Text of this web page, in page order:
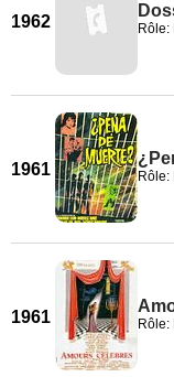
1962 Rôle:
1961 Rôle:
1961 Rôle: